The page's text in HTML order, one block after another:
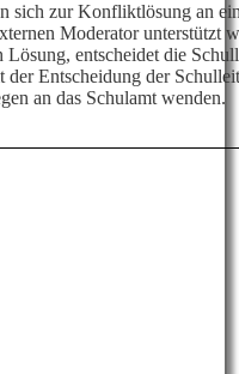
sich zur Konfliktlösung an
Moderator unterstützt
entscheidet die
Entscheidung der
an das Schulamt wenden.